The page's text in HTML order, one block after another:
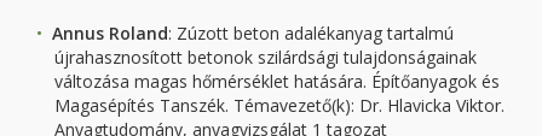
Annus Roland: Zúzott beton adalékanyag tartalmú
újrahasznosított betonok szilárdsági tulajdonságainak
változása magas hőmérséklet hatására. Építőanyagok és
Magasépítés Tanszék. Témavezető(k): Dr. Hlavicka Viktor.
Anyagtudomány, anyagvizsgálat 1 tagozat